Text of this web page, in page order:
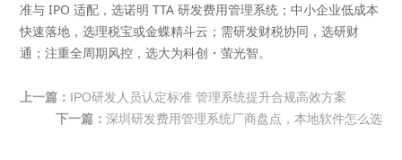
准与 IPO 适配，选诺明 TTA 研发费用管理系统 ；中小企业低成本
快速落地，选理税宝或金蝶精斗云 ；需研发财税协同，选研财
通 ；注重全周期风控，选大为科创・萤光智。
上一篇： IPO研发人员认定标准 管理系统提升合规高效方案
下一篇： 深圳研发费用管理系统厂商盘点，本地软件怎么选